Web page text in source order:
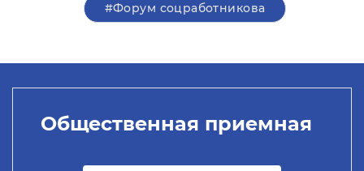
#Форум соцработникова
Общественная приемная